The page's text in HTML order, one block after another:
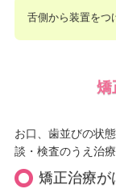
舌側から装置をつ
矯
お口、歯並びの状
談・検査のうえ治
矯正治療が